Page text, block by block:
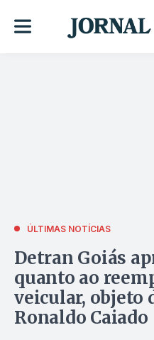
ÚLTIMAS NOTÍCIAS
Detran Goiás
quanto ao
veicular, objeto
Ronaldo Caiado